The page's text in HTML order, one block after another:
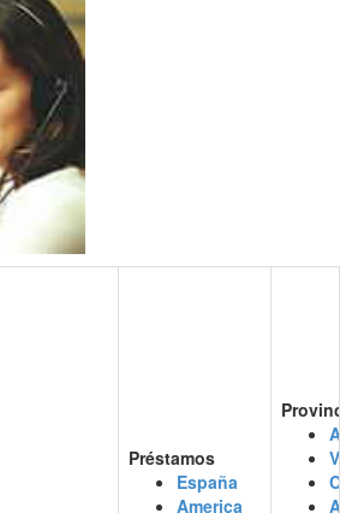
Préstamos
España
America
A